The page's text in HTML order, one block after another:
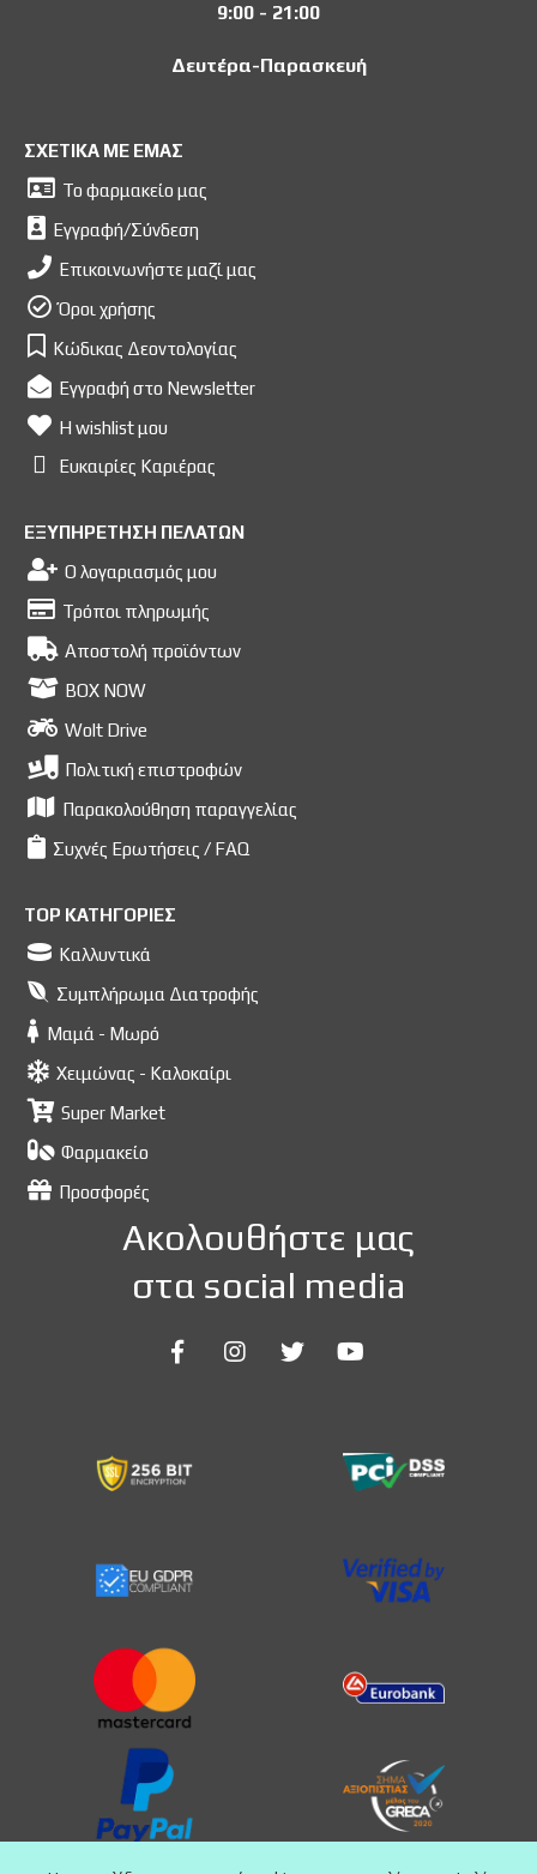
9:00 - 21:00
Δευτέρα-Παρασκευή
ΣΧΕΤΙΚΑ ΜΕ ΕΜΑΣ
Το φαρμακείο μας
Εγγραφή/Σύνδεση
Επικοινωνήστε μαζί μας
Όροι χρήσης
Κώδικας Δεοντολογίας
Εγγραφή στο Newsletter
Η wishlist μου
Ευκαιρίες Kαριέρας
ΕΞΥΠΗΡΕΤΗΣΗ ΠΕΛΑΤΩΝ
Ο λογαριασμός μου
Τρόποι πληρωμής
Αποστολή προϊόντων
BOX NOW
Wolt Drive
Πολιτική επιστροφών
Παρακολούθηση παραγγελίας
Συχνές Ερωτήσεις / FAQ
TOP ΚΑΤΗΓΟΡΙΕΣ
Καλλυντικά
Συμπλήρωμα Διατροφής
Μαμά - Μωρό
Χειμώνας - Καλοκαίρι
Super Market
Φαρμακείο
Προσφορές
Ακολουθήστε μας
στα social media